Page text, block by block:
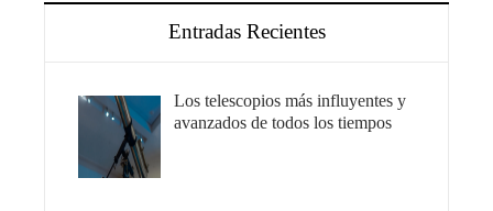
Entradas Recientes
Los telescopios más influyentes y
avanzados de todos los tiempos